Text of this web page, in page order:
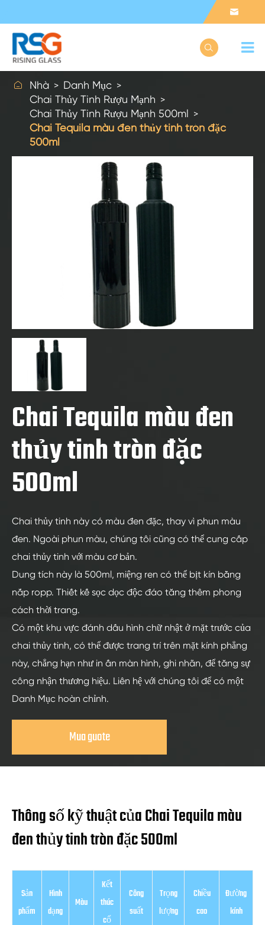


 Nhà
Danh Mục
Chai Thủy Tinh Rượu Mạnh
Chai Thủy Tinh Rượu Mạnh 500ml
Chai Tequila màu đen thủy tinh tròn đặc
500ml
Chai Tequila màu đen
thủy tinh tròn đặc
500ml
Chai thủy tinh này có màu đen đặc, thay vì phun màu
đen. Ngoài phun màu, chúng tôi cũng có thể cung cấp
chai thủy tinh với màu cơ bản.
Dung tích này là 500ml, miệng ren có thể bịt kín bằng
nắp ropp. Thiết kế sọc dọc độc đáo tăng thêm phong
cách thời trang.
Có một khu vực đánh dấu hình chữ nhật ở mặt trước của
chai thủy tinh, có thể được trang trí trên mặt kính phẳng
này, chẳng hạn như in ấn màn hình, ghi nhãn, để tăng sự
công nhận thương hiệu. Liên hệ với chúng tôi để có một
Danh Mục hoàn chỉnh.
Mua guote
Thông số kỹ thuật của Chai Tequila màu
đen thủy tinh tròn đặc 500ml
Sản
phẩm
Hình
dạng
Màu
Kết
thúc
cổ
Công
suất
Trọng
lượng
Chiều
cao
Đường
kính